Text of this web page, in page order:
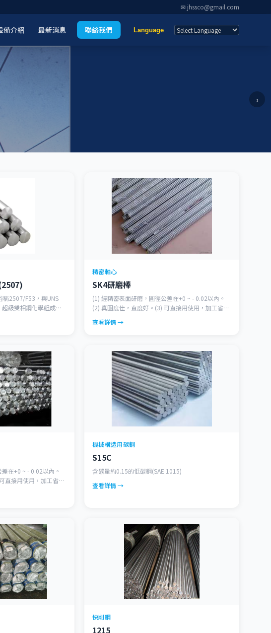
✉ jhssco@gmail.com
備介紹 最新消息 聯絡我們 Language
›
稱2507/F53，與UNS
級雙相鋼化學組成含
高溫的海水。也可得
精密軸心
SK4研磨棒
(1) 經精密表面研磨，圓徑公差在+0 ~ - 0.02以內。
(2) 真圓度佳，直度好。(3) 可直接用使用，加工省時
查看詳情 →
在+0 ~ - 0.02以內。
直接用使用，加工省時
機械構造用碳鋼
S15C
含碳量約0.15的低碳鋼(SAE 1015)
查看詳情 →
快削鋼
1215